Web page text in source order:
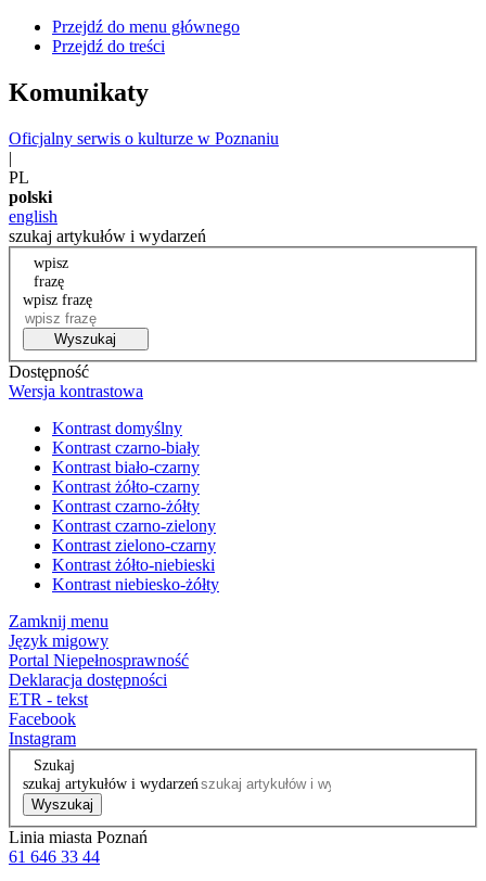
Przejdź do menu głównego
Przejdź do treści
Komunikaty
Oficjalny serwis o kulturze w Poznaniu
|
PL
polski
english
szukaj artykułów i wydarzeń
wpisz
frazę
wpisz frazę
Wyszukaj
Dostępność
Wersja kontrastowa
Kontrast domyślny
Kontrast czarno-biały
Kontrast biało-czarny
Kontrast żółto-czarny
Kontrast czarno-żółty
Kontrast czarno-zielony
Kontrast zielono-czarny
Kontrast żółto-niebieski
Kontrast niebiesko-żółty
Zamknij menu
Język migowy
Portal Niepełnosprawność
Deklaracja dostępności
ETR - tekst
Facebook
Instagram
Szukaj
szukaj artykułów i wydarzeń
Wyszukaj
Linia miasta Poznań
61 646 33 44